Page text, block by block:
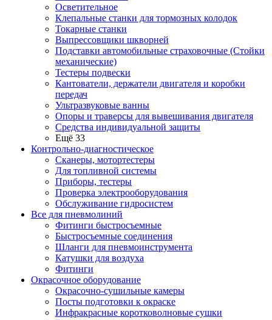
Осветительное
Клепальные станки для тормозных колодок
Токарные станки
Выпрессовщики шкворней
Подставки автомобильные страховочные (Стойки
механические)
Тестеры подвески
Кантователи, держатели двигателя и коробки
передач
Ультразвуковые ванны
Опоры и траверсы для вывешивания двигателя
Средства индивидуальной защиты
Ещё 33
Контрольно-диагностическое
Сканеры, мотортестеры
Для топливной системы
Приборы, тестеры
Проверка электрооборудования
Обслуживание гидросистем
Все для пневмолиний
Фитинги быстросъемные
Быстросъемные соединения
Шланги для пневмоинструмента
Катушки для воздуха
Фитинги
Окрасочное оборудование
Окрасочно-сушильные камеры
Посты подготовки к окраске
Инфракрасные коротковолновые сушки